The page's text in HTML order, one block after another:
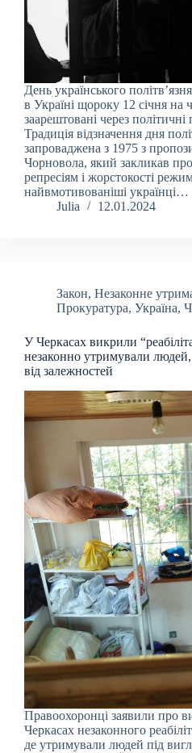
День українського
в Україні щороку 12 січня на
заарештовані через
Традиція відзначення дня
запроваджена з 1975 з
Чорновола, який закликав
репресіям і жорстокості
найвмотивованіші українці…
Julia
12.01.2024
Закон, Незаконне
Прокуратура, Україна,
У Черкасах викрили
незаконно утримували
від залежностей
Правоохоронці заявили про
Черкасах незаконного
де утримували людей під